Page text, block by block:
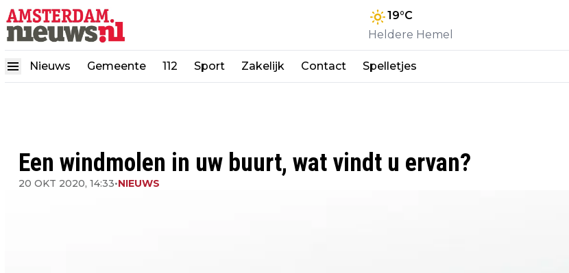
19°C
Heldere Hemel
Nieuws Gemeente 112 Sport Zakelijk Contact Spelletjes
Een windmolen in uw buurt, wat vindt u ervan?
20 OKT 2020, 14:33•NIEUWS